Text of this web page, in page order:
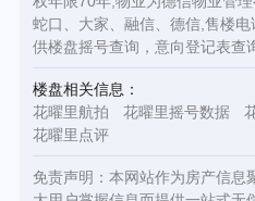
蛇口、大家、融信、德信,售楼
供楼盘摇号查询，意向登记表查
楼盘相关信息：
花曜里航拍
花曜里摇号数据
花曜里点评
免责声明：本网站作为房产信息